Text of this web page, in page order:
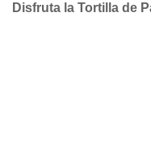
Disfruta la Tortilla de